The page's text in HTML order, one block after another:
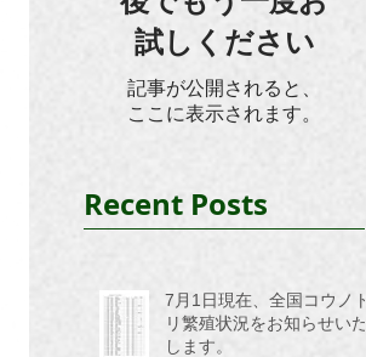
試しください
記事が公開されると、
ここに表示されます。
Recent Posts
7月1日現在、全国コウノト
リ繁殖状況をお知らせいた
します。